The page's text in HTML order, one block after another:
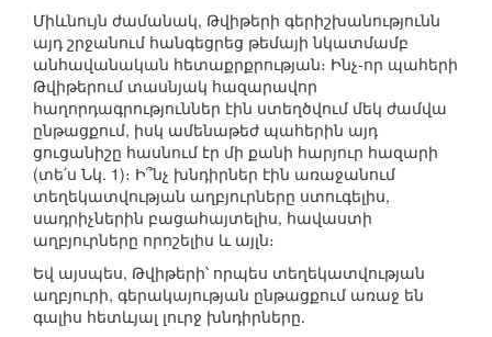
Միևնույն ժամանակ, Թվիթերի գերիշխանությունն
այդ շրջանում հանգեցրեց թեմայի նկատմամբ
անհավանական հետաքրքրության։ Ինչ-որ պահերի
Թվիթերում տասնյակ հազարավոր
հաղորդագրություններ էին ստեղծվում մեկ ժամվա
ընթացքում, իսկ ամենաթեժ պահերին այդ
ցուցանիշը հասնում էր մի քանի հարյուր հազարի
(տե՛ս Նկ. 1)։ Ի՞նչ խնդիրներ էին առաջանում
տեղեկատվության աղբյուրները ստուգելիս,
սադրիչներին բացահայտելիս, հավաստի
աղբյուրները որոշելիս և այլն։
Եվ այսպես, Թվիթերի՝ որպես տեղեկատվության
աղբյուրի, գերակայության ընթացքում առաջ են
գալիս հետևյալ լուրջ խնդիրները.